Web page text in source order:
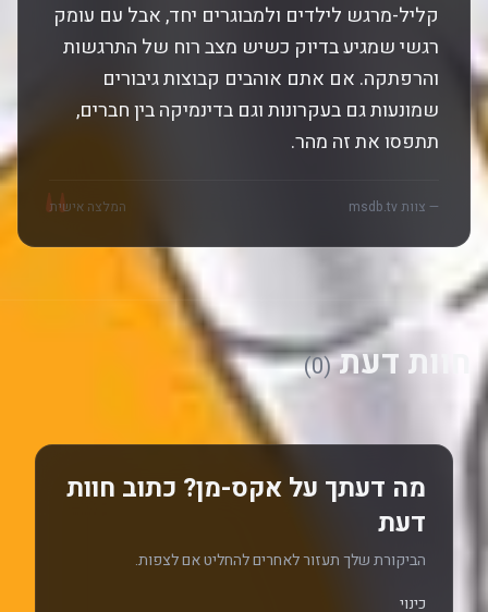
"
קליל-מרגש לילדים ולמבוגרים יחד, אבל עם עומק
רגשי שמגיע בדיוק כשיש מצב רוח של התרגשות
והרפתקה. אם אתם אוהבים קבוצות גיבורים
שמונעות גם בעקרונות וגם בדינמיקה בין חברים,
תתפסו את זה מהר.
— צוות msdb.tv המלצה אישית
חוות דעת(0)
מה דעתך על אקס-מן? כתוב חוות
דעת
הביקורת שלך תעזור לאחרים להחליט אם לצפות.
כינוי